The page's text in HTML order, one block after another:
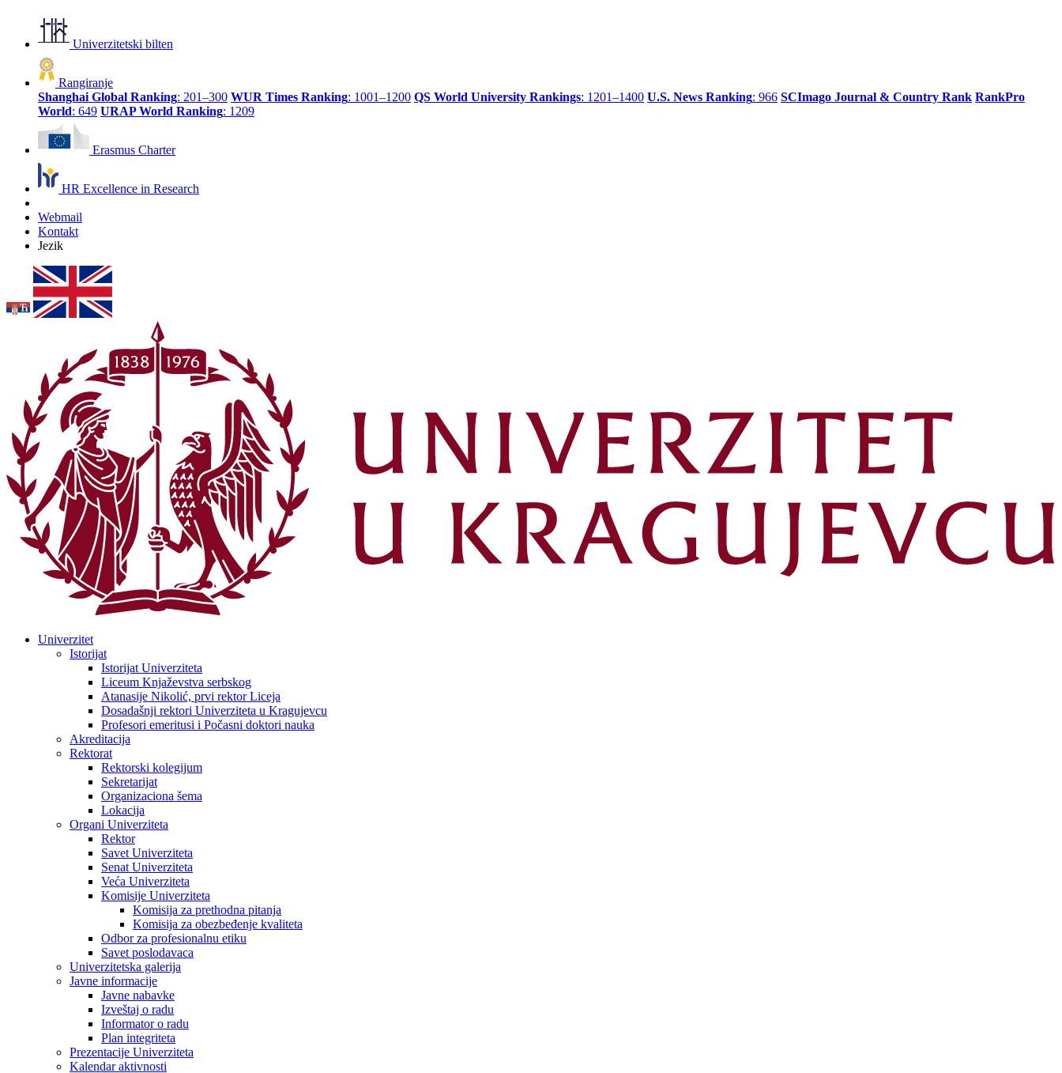
Univerzitetski bilten
Rangiranje
Shanghai Global Ranking: 201–300 WUR Times Ranking: 1001–1200 QS World University Rankings: 1201–1400 U.S. News Ranking: 966 SCImago Journal & Country Rank RankPro
World: 649 URAP World Ranking: 1209
Erasmus Charter
HR Excellence in Research
Webmail
Kontakt
Jezik
Univerzitet
Istorijat
Istorijat Univerziteta
Liceum Knjaževstva serbskog
Atanasije Nikolić, prvi rektor Liceja
Dosadašnji rektori Univerziteta u Kragujevcu
Profesori emeritusi i Počasni doktori nauka
Akreditacija
Rektorat
Rektorski kolegijum
Sekretarijat
Organizaciona šema
Lokacija
Organi Univerziteta
Rektor
Savet Univerziteta
Senat Univerziteta
Veća Univerziteta
Komisije Univerziteta
Komisija za prethodna pitanja
Komisija za obezbeđenje kvaliteta
Odbor za profesionalnu etiku
Savet poslodavaca
Univerzitetska galerija
Javne informacije
Javne nabavke
Izveštaj o radu
Informator o radu
Plan integriteta
Prezentacije Univerziteta
Kalendar aktivnosti